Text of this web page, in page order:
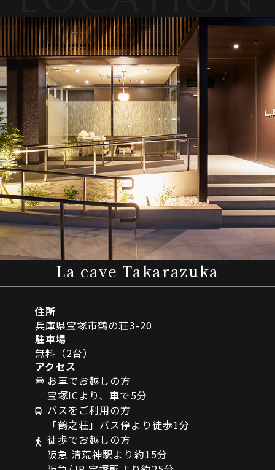
La cave Takarazuka
住所
兵庫県宝塚市鶴の荘3-20
駐車場
無料（2台）
アクセス
お車でお越しの方
宝塚ICより、車で5分
バスをご利用の方
「鶴之荘」バス停より徒歩1分
徒歩でお越しの方
阪急 清荒神駅より約15分